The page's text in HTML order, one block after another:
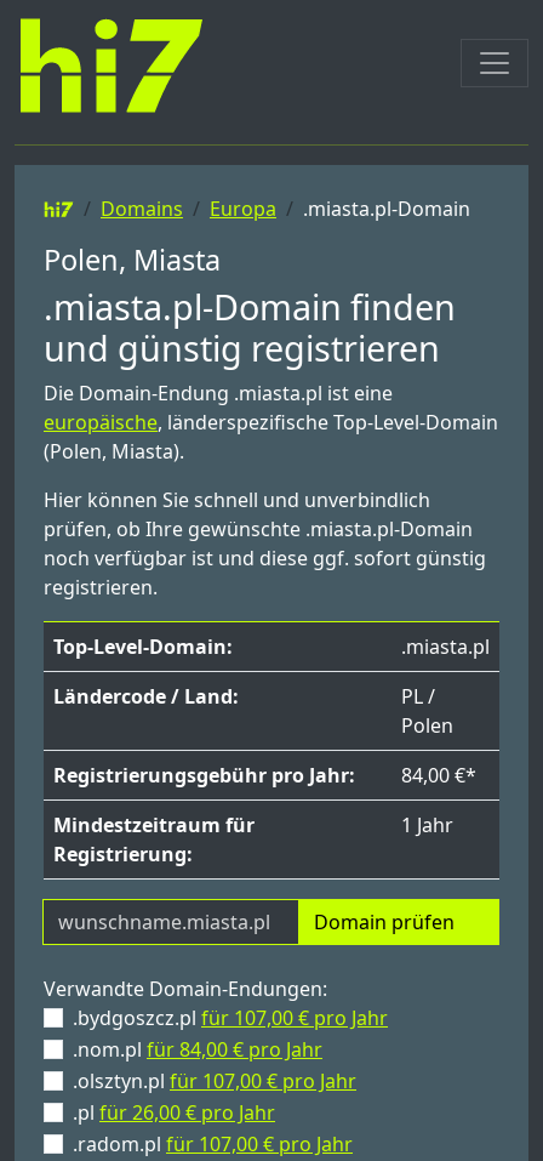
Domains Europa .miasta.pl-Domain
Polen, Miasta
.miasta.pl-Domain finden
und günstig registrieren
Die Domain-Endung .miasta.pl ist eine
europäische, länderspezifische Top-Level-Domain
(Polen, Miasta).
Hier können Sie schnell und unverbindlich
prüfen, ob Ihre gewünschte .miasta.pl-Domain
noch verfügbar ist und diese ggf. sofort günstig
registrieren.
Top-Level-Domain:
.miasta.pl
Ländercode / Land:
PL /
Polen
Registrierungsgebühr pro Jahr:
84,00 €*
Mindestzeitraum für
Registrierung:
1 Jahr
Domain prüfen
Verwandte Domain-Endungen:
.bydgoszcz.pl für 107,00 € pro Jahr
.nom.pl für 84,00 € pro Jahr
.olsztyn.pl für 107,00 € pro Jahr
.pl für 26,00 € pro Jahr
.radom.pl für 107,00 € pro Jahr